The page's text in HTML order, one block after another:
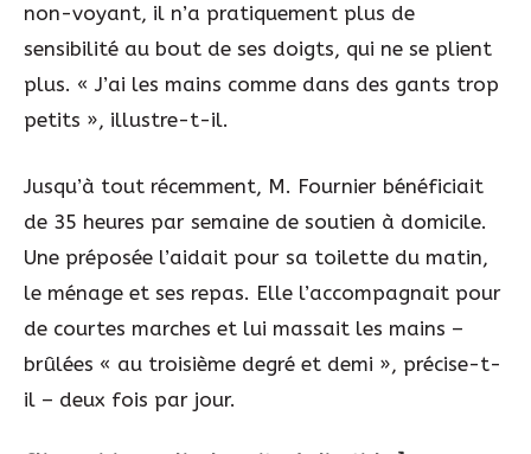
non-voyant, il n’a pratiquement plus de
sensibilité au bout de ses doigts, qui ne se plient
plus. « J’ai les mains comme dans des gants trop
petits », illustre-t-il.
Jusqu’à tout récemment, M. Fournier bénéficiait
de 35 heures par semaine de soutien à domicile.
Une préposée l’aidait pour sa toilette du matin,
le ménage et ses repas. Elle l’accompagnait pour
de courtes marches et lui massait les mains –
brûlées « au troisième degré et demi », précise-t-
il – deux fois par jour.